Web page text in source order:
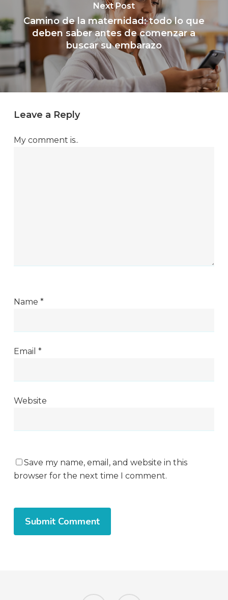
Next Post
Camino de la maternidad: todo lo que
deben saber antes de comenzar a
buscar su embarazo
Leave a Reply
My comment is..
Name *
Email *
Website
Save my name, email, and website in this
browser for the next time I comment.